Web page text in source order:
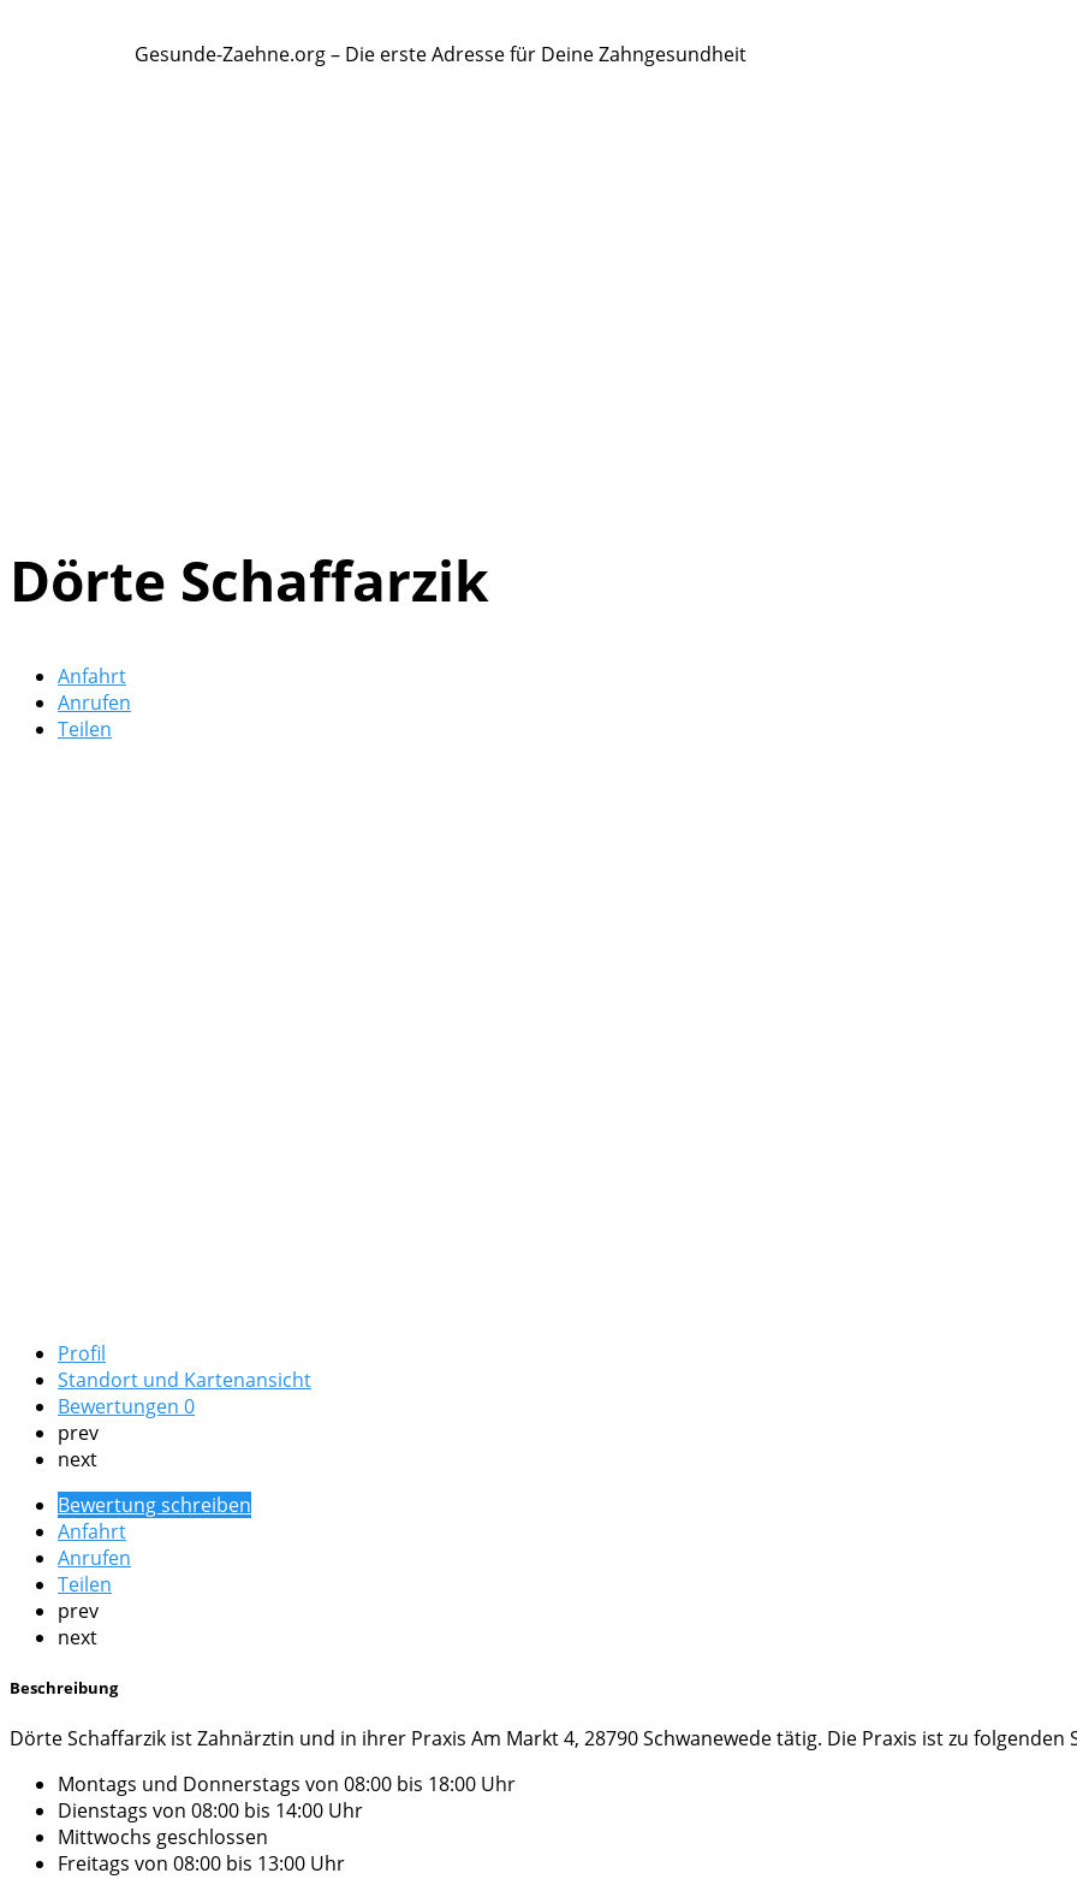
Gesunde-Zaehne.org – Die erste Adresse für Deine Zahngesundheit
Dörte Schaffarzik
Anfahrt
Anrufen
Teilen
Profil
Standort und Kartenansicht
Bewertungen 0
prev
next
Bewertung schreiben
Anfahrt
Anrufen
Teilen
prev
next
Beschreibung
Dörte Schaffarzik ist Zahnärztin und in ihrer Praxis Am Markt 4, 28790 Schwanewede tätig. Die Praxis ist zu folgenden
Montags und Donnerstags von 08:00 bis 18:00 Uhr
Dienstags von 08:00 bis 14:00 Uhr
Mittwochs geschlossen
Freitags von 08:00 bis 13:00 Uhr